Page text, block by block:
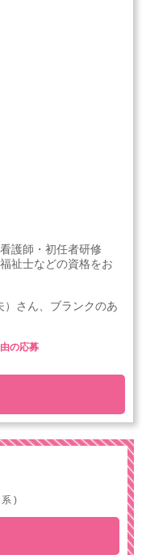
護師・初任者研修
祉士などの資格をお
さん、ブランクのあ
の応募
)